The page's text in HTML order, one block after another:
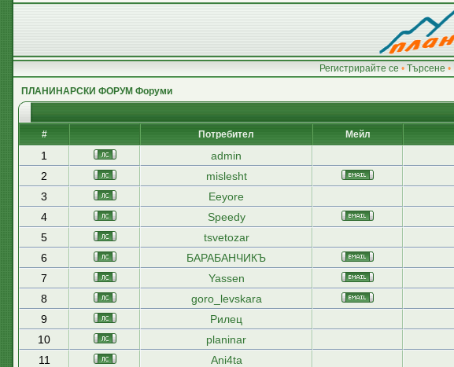
Регистрирайте се • Търсене •
ПЛАНИНАРСКИ ФОРУМ Форуми
# Потребител Мейл
1 admin
2
mislesht
3
Eeyore
4
Speedy
5
tsvetozar
6
БАРАБАНЧИКЪ
7
Yassen
8
goro_levskara
9
Рилец
10
planinar
11
Ani4ta